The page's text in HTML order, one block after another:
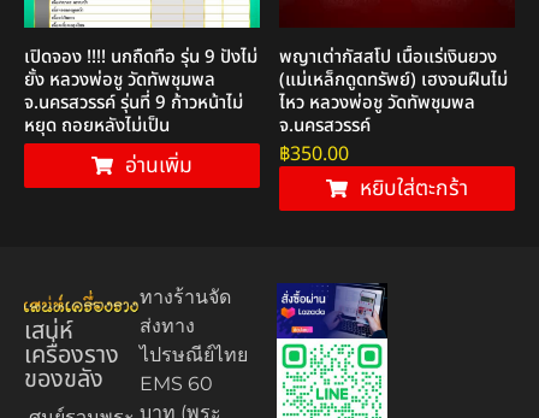
เปิดจอง !!!! นกถืดทือ รุ่น 9 ปังไม่
ยั้ง หลวงพ่อชู วัดทัพชุมพล
จ.นครสวรรค์ รุ่นที่ 9 ก้าวหน้าไม่
หยุด ถอยหลังไม่เป็น
อ่านเพิ่ม
พญาเต่ากัสสโป เนื้อแร่เงินยวง
(แม่เหล็กดูดทรัพย์) เฮงจนฝืนไม่
ไหว หลวงพ่อชู วัดทัพชุมพล
จ.นครสวรรค์
฿350.00
หยิบใส่ตะกร้า
เสน่ห์
เครื่องราง
ของขลัง
ทางร้านจัด
ส่งทาง
ไปรษณีย์ไทย
EMS 60
บาท (พระ